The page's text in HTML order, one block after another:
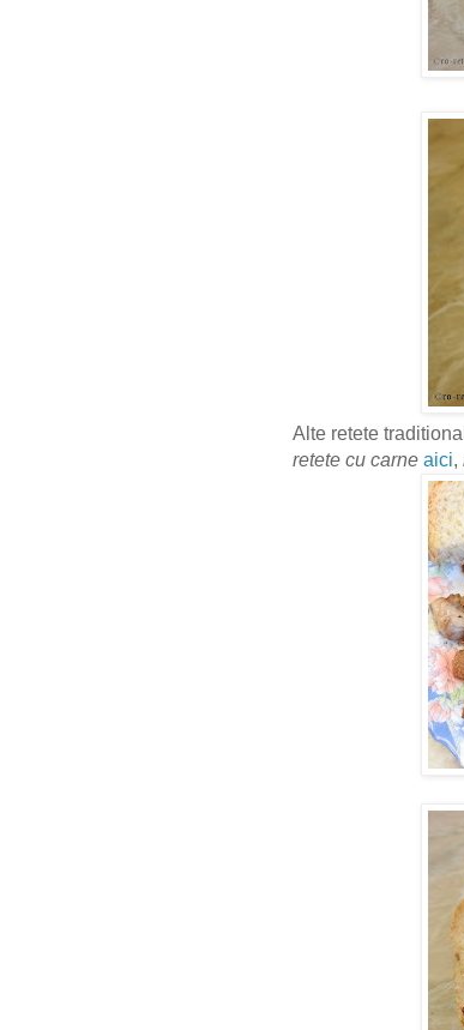
Alte retete
retete cu carne aici,